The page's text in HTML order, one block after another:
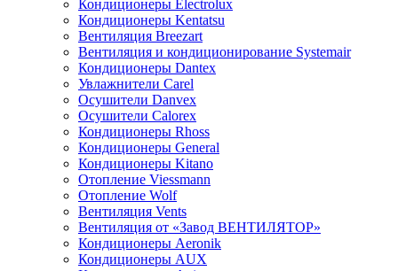
Кондиционеры Electrolux
Кондиционеры Kentatsu
Вентиляция Breezart
Вентиляция и кондиционирование Systemair
Кондиционеры Dantex
Увлажнители Carel
Осушители Danvex
Осушители Calorex
Кондиционеры Rhoss
Кондиционеры General
Кондиционеры Kitano
Отопление Viessmann
Отопление Wolf
Вентиляция Vents
Вентиляция от «Завод ВЕНТИЛЯТОР»
Кондиционеры Aeronik
Кондиционеры AUX